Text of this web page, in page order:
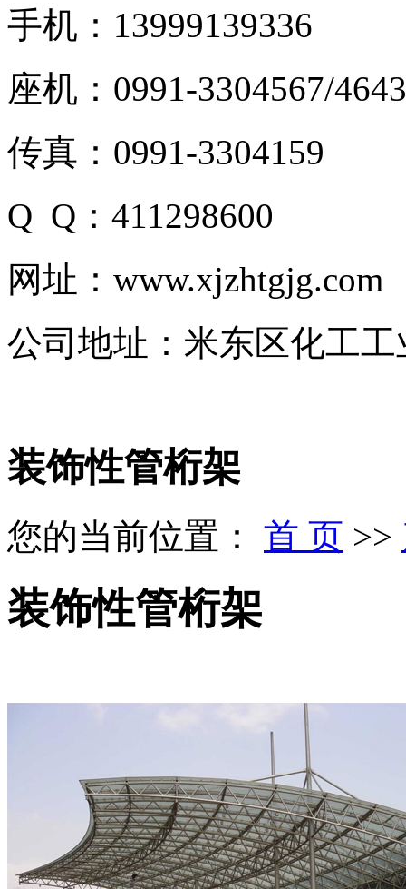
手机：13999139336
座机：0991-3304567/
传真：0991-3304159
Q Q：411298600
网址：www.xjzhtgjg.com
公司地址：米东区化工
装饰性管桁架
您的当前位置： 首 页 >>
装饰性管桁架